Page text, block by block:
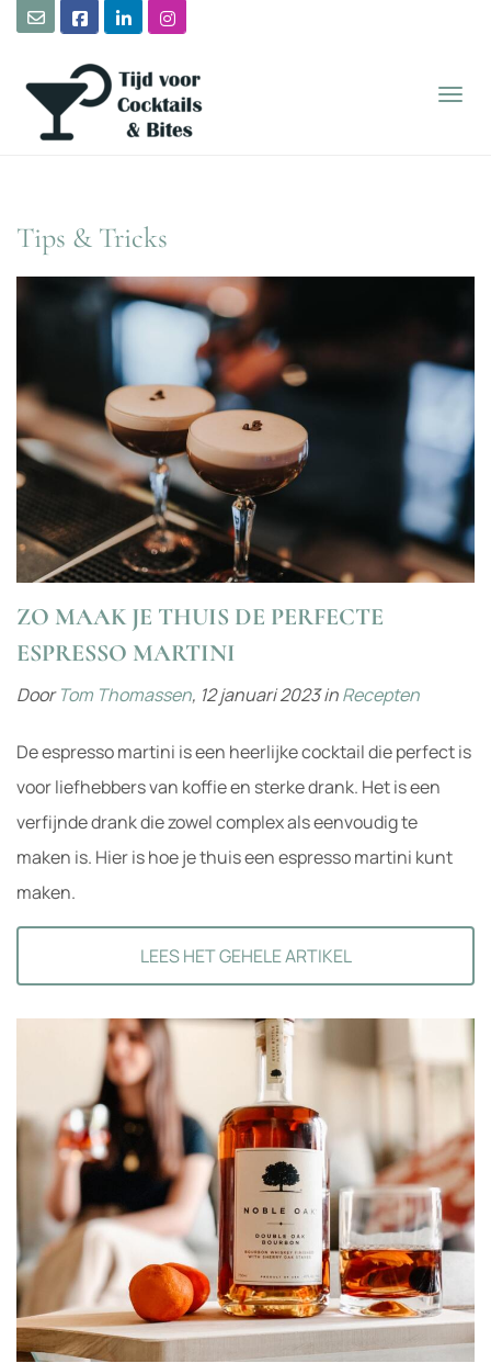
Tips & Tricks
ZO MAAK JE THUIS DE PERFECTE
ESPRESSO MARTINI
DoorTom Thomassen, 12 januari 2023inRecepten
De espresso martini is een heerlijke cocktail die perfect is
voor liefhebbers van koffie en sterke drank. Het is een
verfijnde drank die zowel complex als eenvoudig te
maken is. Hier is hoe je thuis een espresso martini kunt
maken.
LEES HET GEHELE ARTIKEL